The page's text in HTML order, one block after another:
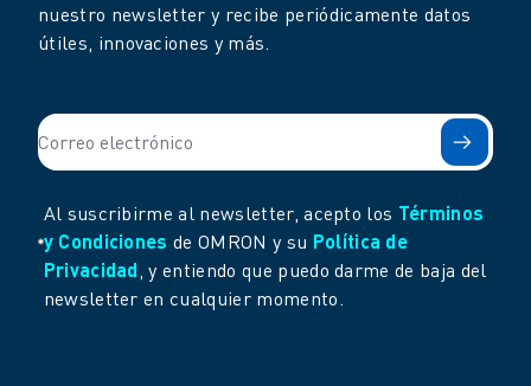
nuestro newsletter y recibe periódicamente datos
útiles, innovaciones y más.
Al suscribirme al newsletter, acepto los Términos
y Condiciones de OMRON y su Política de
Privacidad, y entiendo que puedo darme de baja del
newsletter en cualquier momento.